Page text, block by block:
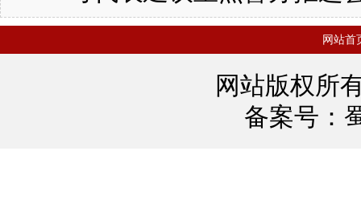
网站首
网站版权所
备案号：